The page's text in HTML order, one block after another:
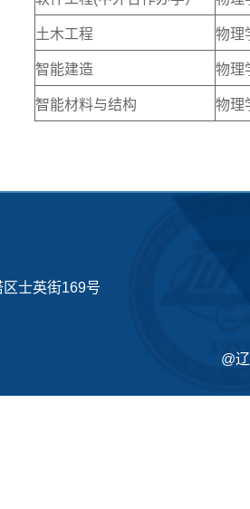
土木工程 物理
智能建造 物理
智能材料与结构 物理
士英街169号
@